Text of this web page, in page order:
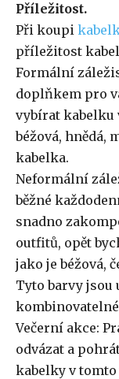
Příležitost.
Při koupi
příležitost
Formální
doplňkem pro
vybírat kabelku
béžová, hnědá,
kabelka.
Neformální
běžné
snadno
outfitů, opět
jako je béžová,
Tyto barvy jsou
Večerní akce:
odvázat a
kabelky v